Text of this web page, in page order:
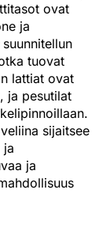
ovat
ja
tuovat
lattiat ovat
ja pesutilat
sijaitsee
ja
ja